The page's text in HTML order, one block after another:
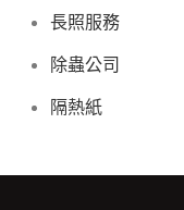
長照服務
除蟲公司
隔熱紙